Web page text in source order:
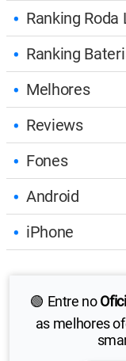
Ranking Roda
Ranking
Melhores
Reviews
Fones
Android
iPhone
🟢 Entre no
as melhores